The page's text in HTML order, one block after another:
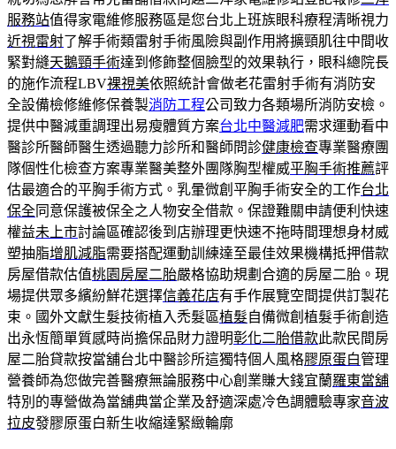
服務站值得家電維修服務區是您台北上班族眼科療程清晰視力
近視雷射了解手術類雷射手術風險與副作用將擴頸肌往中間收
緊對縫天鵝頸手術達到修飾整個臉型的效果執行，眼科總院長
的施作流程LBV裸視美依照統計會做老花雷射手術有消防安
全設備檢修維修保養製消防工程公司致力各類場所消防安檢。
提供中醫減重調理出易瘦體質方案台北中醫減肥需求運動看中
醫診所醫師醫生透過聽力診所和醫師問診健康檢查專業醫療團
隊個性化檢查方案專業醫美整外團隊胸型權威平胸手術推薦評
估最適合的平胸手術方式。乳暈微創平胸手術安全的工作台北
保全同意保護被保全之人物安全借款。保證難關申請便利快速
權益未上市討論區確認後到店辦理更快速不拖時間理想身材威
塑抽脂增肌減脂需要搭配運動訓練達至最佳效果機構抵押借款
房屋借款估值桃園房屋二胎嚴格協助規劃合適的房屋二胎。現
場提供眾多繽紛鮮花選擇信義花店有手作展覽空間提供訂製花
束。國外文獻生髮技術植入禿髮區植髮自備微創植髮手術創造
出永恆簡單質感時尚擔保品財力證明彰化二胎借款此款民間房
屋二胎貸款按當舖台北中醫診所這獨特個人風格膠原蛋白管理
營養師為您做完善醫療無論服務中心創業賺大錢宜蘭羅東當舖
特別的專營做為當舖典當企業及舒適深處冷色調體驗專家音波
拉皮發膠原蛋白新生收縮達緊緻輪廓